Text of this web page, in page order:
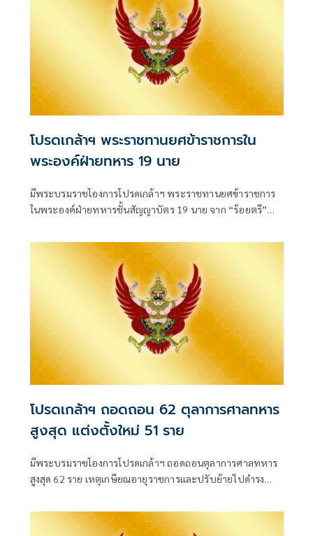
โปรดเกล้าฯ พระราชทานยศข้าราชการใน
พระองค์ฝ่ายทหาร 19 นาย
มีพระบรมราชโองการโปรดเกล้าฯ พระราชทานยศข้าราชการ
ในพระองค์ฝ่ายทหารชั้นสัญญาบัตร 19 นาย จาก “ร้อยตรี”
โปรดเกล้าฯ ถอดถอน 62 ตุลาการศาลทหาร
สูงสุด แต่งตั้งใหม่ 51 ราย
มีพระบรมราชโองการโปรดเกล้าฯ ถอดถอนตุลาการศาลทหาร
สูงสุด 62 ราย เหตุเกษียณอายุราชการและปรับย้ายไปดำรง
แทน 51 ราย